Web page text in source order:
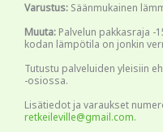
Varustus: Säänmukainen
Muuta: Palvelun pakkasraja -
kodan lämpötila on jonkin
Tutustu palveluiden yleisiin
-osiossa.
Lisätiedot ja varaukset
retkeileville@gmail.com.